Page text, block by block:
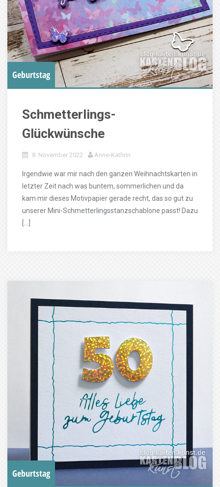
Geburtstag
Schmetterlings-
Glückwünsche
8. November 2022 Anne-Kathrin
Irgendwie war mir nach den ganzen Weihnachtskarten in
letzter Zeit nach was buntem, sommerlichen und da
kam mir dieses Motivpapier gerade recht, das so gut zu
unserer Mini-Schmetterlingsstanzschablone passt! Dazu
Geburtstag